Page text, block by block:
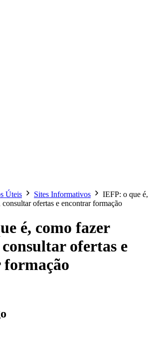
Úteis Sites Informativos
IEFP: o que é,
ofertas e encontrar formação
é, como fazer
ofertas e